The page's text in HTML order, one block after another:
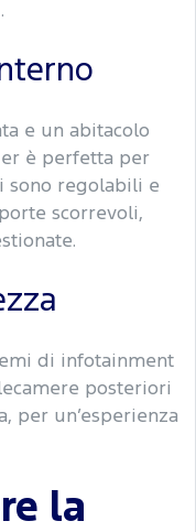
e un abitacolo
è perfetta per
sono regolabili e
scorrevoli,
di infotainment
posteriori
per un’esperienza
la